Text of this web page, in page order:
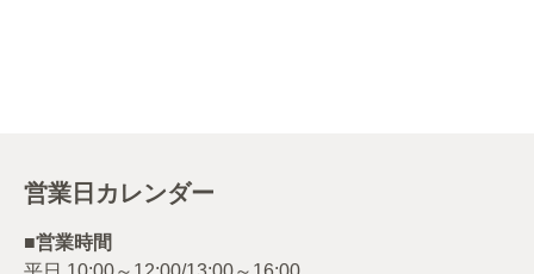
営業日カレンダー
■営業時間